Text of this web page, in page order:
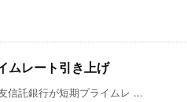
ムレート引き上げ
信託銀行が短期プライムレ ...